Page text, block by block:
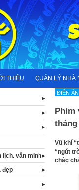
THIỆU QUẢN LÝ NHÀ
ĐIỆN
Phim
tháng
Vũ khí
“ngút
chắc
lịch, văn minh
đẹp